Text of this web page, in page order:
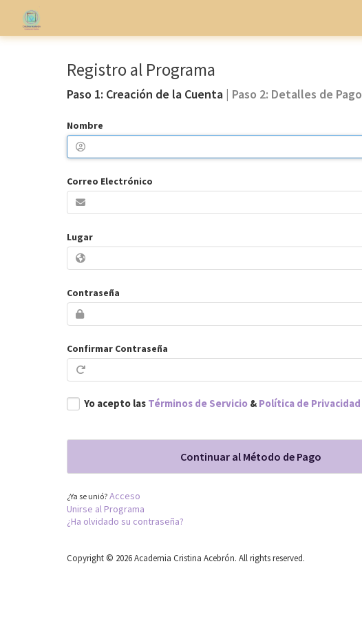
Registro al Programa
Paso 1: Creación de la Cuenta | Paso 2: Detalles de Pago
Nombre
Correo Electrónico
Lugar
Contraseña
Confirmar Contraseña
Yo acepto las Términos de Servicio & Política de Privacidad
¿Ya se unió? Acceso
Unirse al Programa
¿Ha olvidado su contraseña?
Copyright © 2026 Academia Cristina Acebrón. All rights reserved.